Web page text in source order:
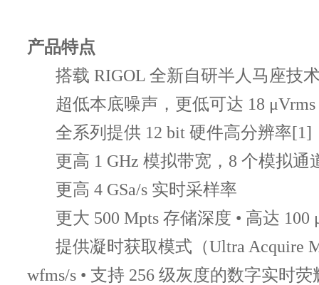
产品特点
搭载 RIGOL 全新自研半人马座技
超低本底噪声，更低可达 18 μVrms
全系列提供 12 bit 硬件高分辨率[1]
更高 1 GHz 模拟带宽，8 个模拟通
更高 4 GSa/s 实时采样率
更大 500 Mpts 存储深度 • 高达
提供凝时获取模式（Ultra Acquire
wfms/s • 支持 256 级灰度的数字实时荧
的上升时间
(10%~90%,
典型值)
≤440 ps(全
输入通道数
DHO5058/DHO5108:8个模拟通
DHO5054/DHO5104:4个模拟通
EXT通道
更大模拟通道
采样率
DHO5058/DHO5108:4 GSa/s(单
半通道[2),2 GSa/s(全通道
DHO5054/DHO5104:4GSa/s(单